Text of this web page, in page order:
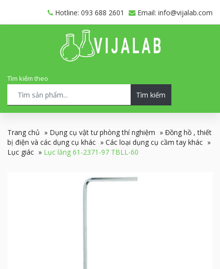
Hotline: 093 688 2601 Email: info@vijalab.com
Tìm kiếm theo
Tìm kiếm
Trang chủ » Dụng cụ vật tư phòng thí nghiệm » Đồng hồ , thiết
bị điện và các dụng cụ khác » Các loại dụng cụ cầm tay khác »
Lục giác » Lục lăng 61-2371-97 TBLL-60